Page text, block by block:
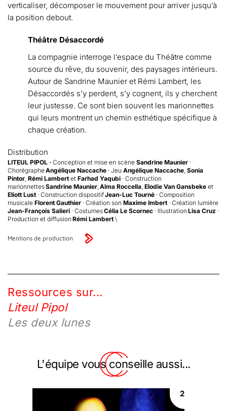
verticaliser, décomposer le mouvement pour arriver jusqu’à
la position debout.
Théâtre Désaccordé
La compagnie interroge l’espace du Théâtre comme
source du rêve, du souvenir, des paysages intérieurs.
Autour de Sandrine Maunier et Rémi Lambert, les
Désaccordés s’y perdent, s’y cognent, ils y cherchent
leur justesse. Ce sont bien souvent les marionnettes
qui leurs montrent un chemin esthétique spécifique à
chaque création.
Distribution
LITEUL PIPOL · Conception et mise en scène Sandrine Maunier ·
ChorégrapheAngélique Naccache · Jeu Angélique Naccache, Sonia
Pintor, Rémi Lambertet Farhad Yaqubi · Construction
marionnettesSandrine Maunier,Alma Roccella, Elodie Van Gansbeke et
Eliott Lust· Construction dispositifJean-Luc Tourné · Composition
musicale Florent Gauthier · Création son Maxime Imbert· Création lumière
Jean-François Salieri · CostumesCélia Le Scornec · Illustration Lisa Cruz ·
Production et diffusion Rémi Lambert\
Mentions de production
Ressources sur...
Liteul Pipol
Les deux lunes
L'équipe vous conseille aussi...
2